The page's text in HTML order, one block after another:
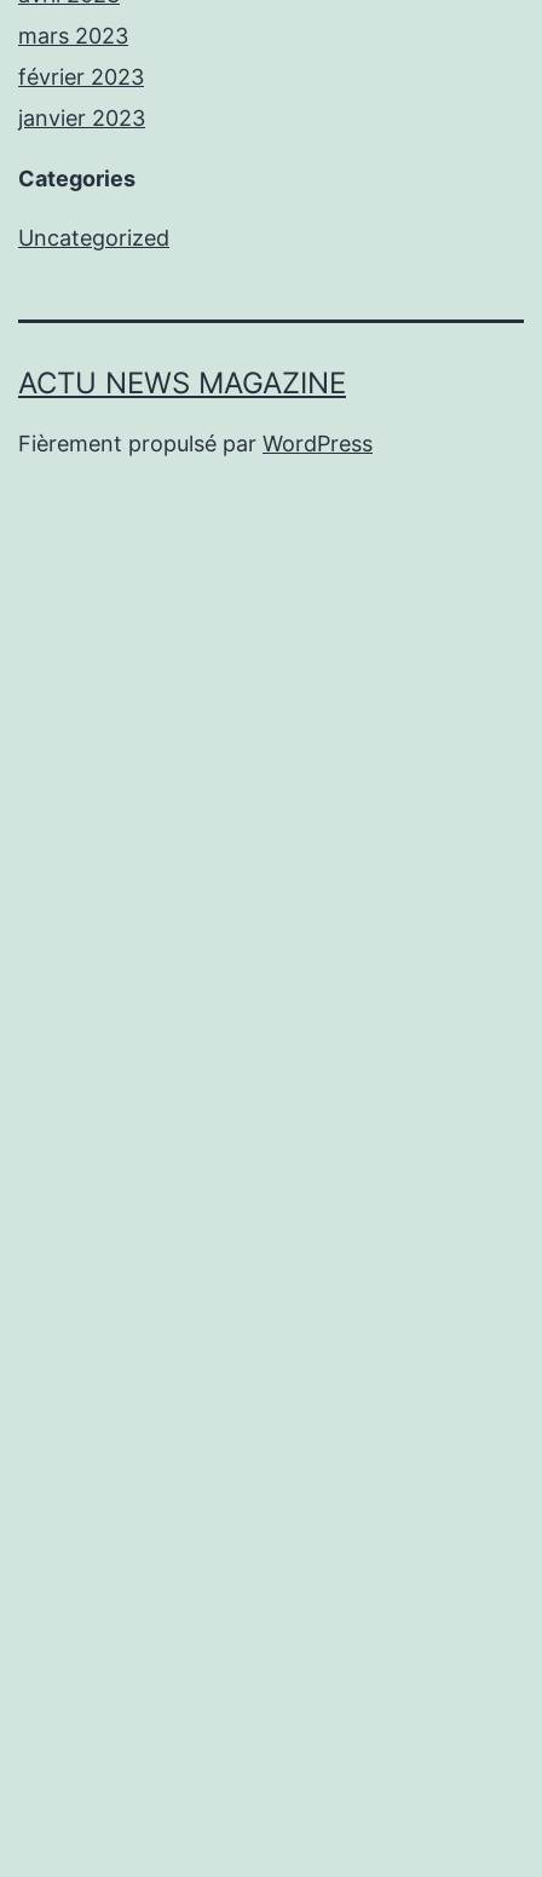
mars 2023
février 2023
janvier 2023
Categories
Uncategorized
ACTU NEWS MAGAZINE
Fièrement propulsé par WordPress